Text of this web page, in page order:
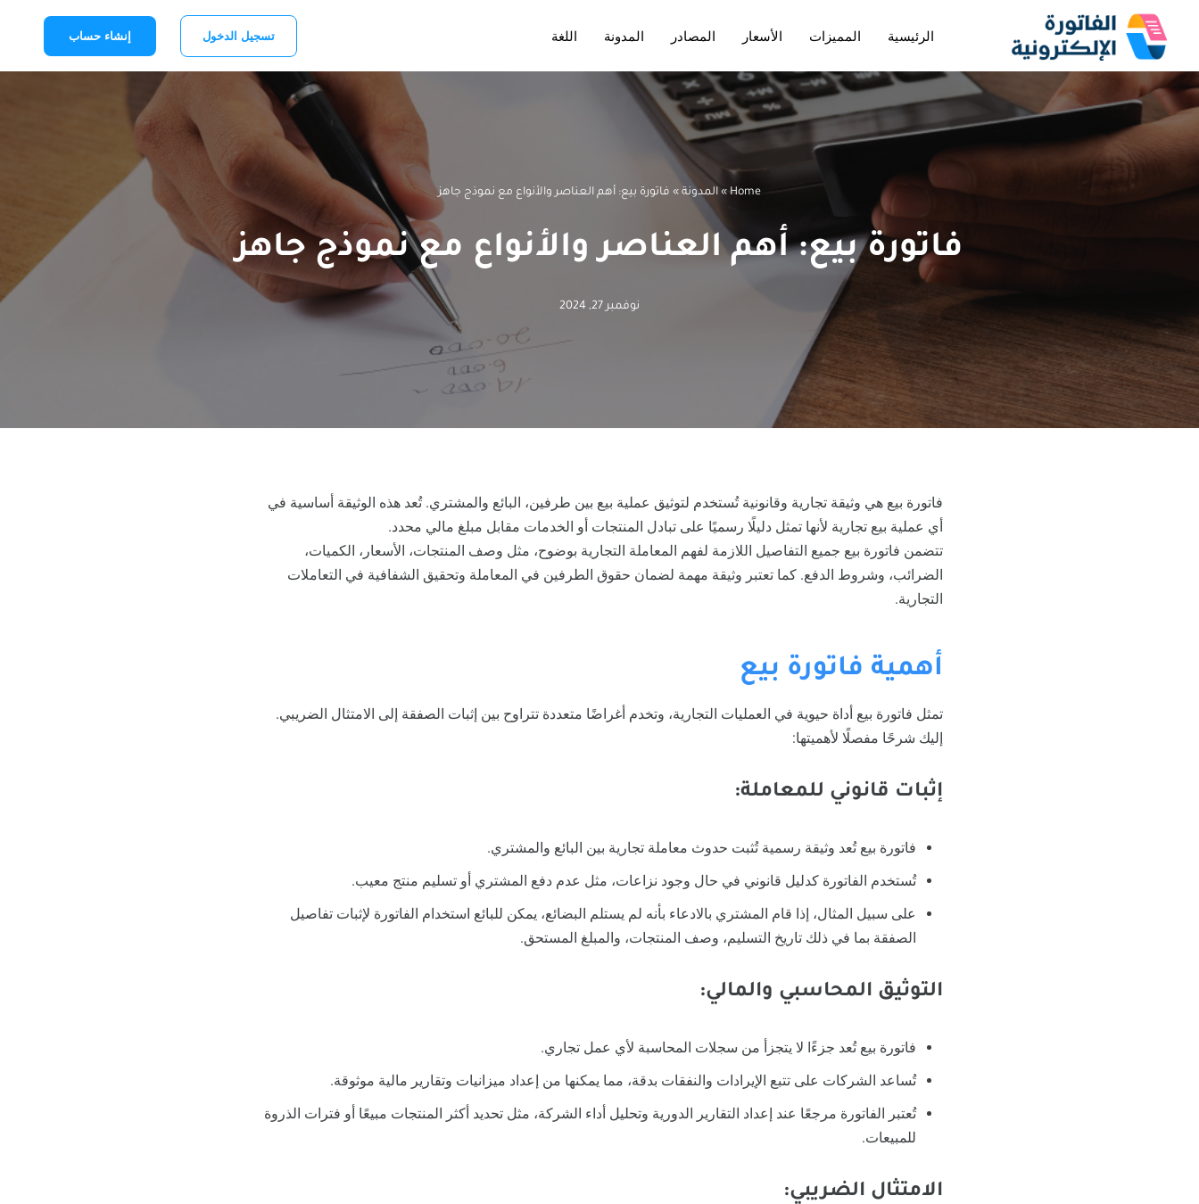
تخطى
إلى
المحتوى
الرئيسية المميزات الأسعار المصادر المدونة اللغة تسجيل الدخول إنشاء حساب
Home
» المدونة » فاتورة بيع: أهم العناصر والأنواع مع نموذج جاهز
فاتورة بيع: أهم العناصر والأنواع مع نموذج جاهز
نوفمبر 27, 2024
فاتورة بيع هي وثيقة تجارية وقانونية تُستخدم لتوثيق عملية بيع بين طرفين، البائع والمشتري. تُعد هذه الوثيقة أساسية في
أي عملية بيع تجارية لأنها تمثل دليلًا رسميًا على تبادل المنتجات أو الخدمات مقابل مبلغ مالي محدد.
تتضمن فاتورة بيع جميع التفاصيل اللازمة لفهم المعاملة التجارية بوضوح، مثل وصف المنتجات، الأسعار، الكميات،
الضرائب، وشروط الدفع. كما تعتبر وثيقة مهمة لضمان حقوق الطرفين في المعاملة وتحقيق الشفافية في التعاملات
التجارية.
أهمية فاتورة بيع
تمثل فاتورة بيع أداة حيوية في العمليات التجارية، وتخدم أغراضًا متعددة تتراوح بين إثبات الصفقة إلى الامتثال الضريبي.
إليك شرحًا مفصلًا لأهميتها:
إثبات قانوني للمعاملة:
فاتورة بيع تُعد وثيقة رسمية تُثبت حدوث معاملة تجارية بين البائع والمشتري.
تُستخدم الفاتورة كدليل قانوني في حال وجود نزاعات، مثل عدم دفع المشتري أو تسليم منتج معيب.
على سبيل المثال، إذا قام المشتري بالادعاء بأنه لم يستلم البضائع، يمكن للبائع استخدام الفاتورة لإثبات تفاصيل
الصفقة بما في ذلك تاريخ التسليم، وصف المنتجات، والمبلغ المستحق.
التوثيق المحاسبي والمالي:
فاتورة بيع تُعد جزءًا لا يتجزأ من سجلات المحاسبة لأي عمل تجاري.
تُساعد الشركات على تتبع الإيرادات والنفقات بدقة، مما يمكنها من إعداد ميزانيات وتقارير مالية موثوقة.
تُعتبر الفاتورة مرجعًا عند إعداد التقارير الدورية وتحليل أداء الشركة، مثل تحديد أكثر المنتجات مبيعًا أو فترات الذروة
للمبيعات.
الامتثال الضريبي: